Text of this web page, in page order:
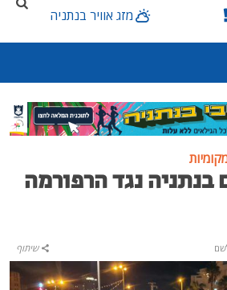
מזג אוויר בנתניה
בנתניה נגד הרפורמה
שיתוף